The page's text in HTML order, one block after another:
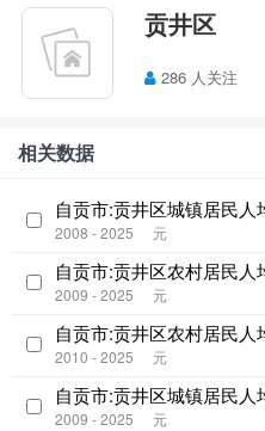
贡井区
286 人关注
相关数据
自贡市:贡井区城镇居民人
2008 - 2025 元
自贡市:贡井区农村居民人
2009 - 2025 元
自贡市:贡井区农村居民人
2010 - 2025 元
自贡市:贡井区城镇居民人
2009 - 2025 元